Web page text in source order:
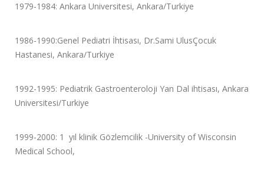
1979-1984: Ankara Universitesi, Ankara/Turkiye
1986-1990:Genel Pediatri İhtisası, Dr.Sami UlusÇocuk
Hastanesi, Ankara/Turkiye
1992-1995: Pediatrik Gastroenteroloji Yan Dal ihtisası, Ankara
Universitesi/Turkiye
1999-2000: 1 yıl klinik Gözlemcilik -University of Wisconsin
Medical School,